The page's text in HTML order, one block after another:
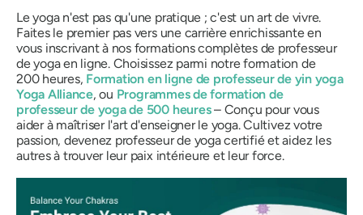
Le yoga n'est pas qu'une pratique ; c'est un art de vivre.
Faites le premier pas vers une carrière enrichissante en
vous inscrivant à nos formations complètes de professeur
de yoga en ligne. Choisissez parmi notre formation de
200 heures, Formation en ligne de professeur de yin yoga
Yoga Alliance, ou Programmes de formation de
professeur de yoga de 500 heures– Conçu pour vous
aider à maîtriser l'art d'enseigner le yoga. Cultivez votre
passion, devenez professeur de yoga certifié et aidez les
autres à trouver leur paix intérieure et leur force.